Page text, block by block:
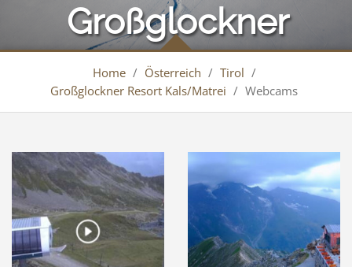
Großglockner
Resort Kals/Matrei
Home / Österreich / Tirol /
Großglockner Resort Kals/Matrei / Webcams